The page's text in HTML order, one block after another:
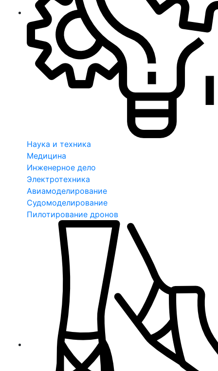
Наука и техника
Медицина
Инженерное дело
Электротехника
Авиамоделирование
Судомоделирование
Пилотирование дронов